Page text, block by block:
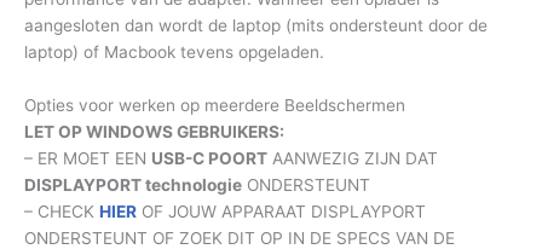
aangesloten dan wordt de laptop (mits ondersteunt door de
laptop) of Macbook tevens opgeladen.
Opties voor werken op meerdere Beeldschermen
LET OP WINDOWS GEBRUIKERS:
– ER MOET EEN USB-C POORT AANWEZIG ZIJN DAT
DISPLAYPORT technologie ONDERSTEUNT
– CHECK HIER OF JOUW APPARAAT DISPLAYPORT
ONDERSTEUNT OF ZOEK DIT OP IN DE SPECS VAN DE